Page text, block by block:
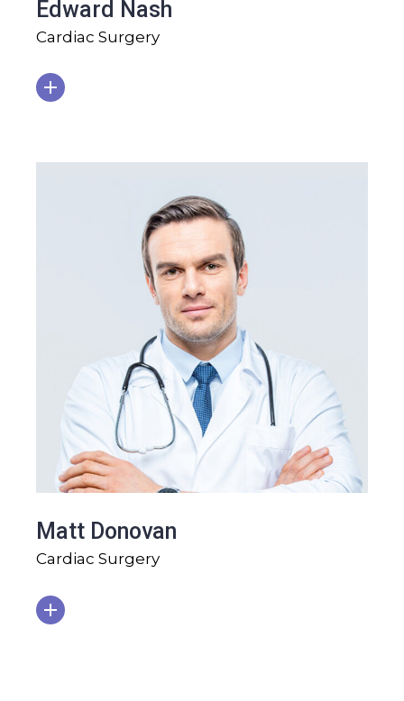
Edward Nash
Cardiac Surgery
Matt Donovan
Cardiac Surgery